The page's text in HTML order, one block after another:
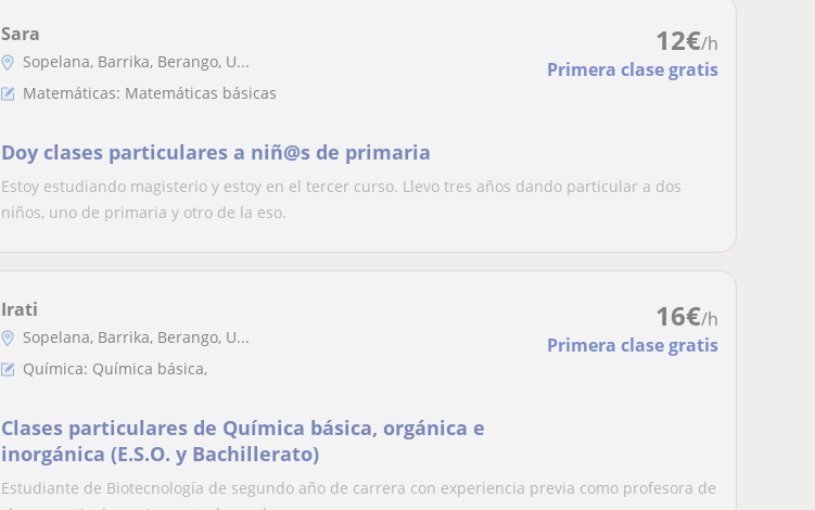
12€/h
Primera clase gratis
Sara
Sopelana, Barrika, Berango, U...
Matemáticas: Matemáticas básicas
Doy clases particulares a niñ@s de primaria
Estoy estudiando magisterio y estoy en el tercer curso. Llevo tres años dando particular a dos
niños, uno de primaria y otro de la eso.
16€/h
Primera clase gratis
Irati
Sopelana, Barrika, Berango, U...
Química: Química básica,
Clases particulares de Química básica, orgánica e
inorgánica (E.S.O. y Bachillerato)
Estudiante de Biotecnología de segundo año de carrera con experiencia previa como profesora de